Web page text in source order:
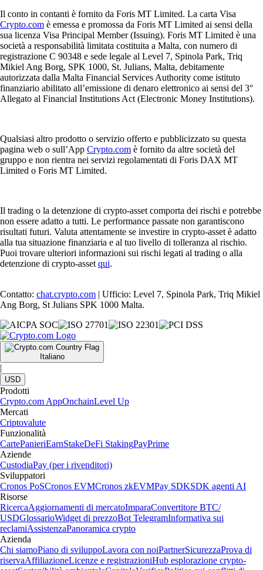
Il conto in contanti è fornito da Foris MT Limited. La carta Visa
Crypto.com è emessa e promossa da Foris MT Limited ai sensi della
sua licenza Visa Principal Member (Issuing). Foris MT Limited è una
società a responsabilità limitata costituita a Malta, con numero di
registrazione C 90348 e sede legale al Level 7, Spinola Park, Triq
Mikiel Ang Borg, SPK 1000, St. Julians, Malta, debitamente
autorizzata dalla Malta Financial Services Authority come istituto
finanziario abilitato all’emissione di denaro elettronico ai sensi del 3°
Allegato al Financial Institutions Act (Electronic Money Institutions).
Qualsiasi altro prodotto o servizio offerto e pubblicizzato su questa
pagina web o sull’App Crypto.com è fornito da altre società del
gruppo e non rientra nei servizi regolamentati di Foris DAX MT
Limited o Foris MT Limited.
Il trading o la detenzione di crypto-asset comporta dei rischi e potrebbe
non essere adatto a tutti. Le performance passate non garantiscono
risultati futuri. Valuta attentamente se investire in crypto-asset è adatto
alla tua situazione finanziaria e al tuo livello di tolleranza al rischio.
Puoi trovare ulteriori informazioni sui rischi legati al trading o alla
detenzione di crypto-asset qui.
Contatto: chat.crypto.com | Ufficio: Level 7, Spinola Park, Triq Mikiel
Ang Borg, St Julians SPK 1000 Malta.
Italiano
|
USD
Prodotti
Crypto.com AppOnchainLevel Up
Mercati
Criptovalute
Funzionalità
CartePanieriEarnStakeDeFi StakingPayPrime
Aziende
CustodiaPay (per i rivenditori)
Sviluppatori
Cronos PoSCronos EVMCronos zkEVMPay SDKSDK agenti AI
Risorse
RicercaAggiornamenti di mercatoImparaConvertitore BTC/
USDGlossarioWidget di prezzoBot TelegramInformativa sui
reclamiAssistenzaPanoramica crypto
Azienda
Chi siamoPiano di sviluppoLavora con noiPartnerSicurezzaProva di
riservaAffiliazioneLicenze e registrazioniHub esplorazione crypto-